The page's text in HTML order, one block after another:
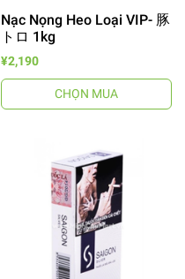
Nạc Nọng Heo Loại VIP- 豚
トロ 1kg
¥2,190
CHỌN MUA